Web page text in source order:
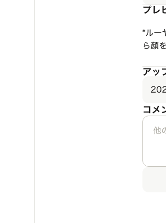
プレ
*ルー
ら顔
アッ
コメ